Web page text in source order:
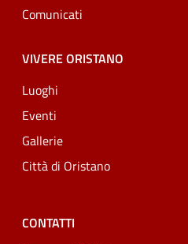
Comunicati
VIVERE ORISTANO
Luoghi
Eventi
Gallerie
Città di Oristano
CONTATTI